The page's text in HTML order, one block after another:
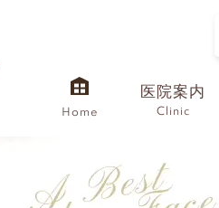
Home
医院案内
Clinic